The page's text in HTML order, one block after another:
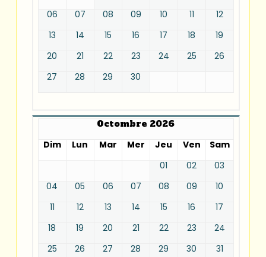
06
07 08 09 10 11
12
13
14 15 16 17 18
19
20
21 22 23 24 25
26
27
28 29 30
Octombre 2026
Dim
Lun Mar Mer Jeu Ven
Sam
01
02
03
04
05 06 07 08 09
10
11
12 13 14 15 16
17
18
19 20 21 22 23
24
25
26 27 28 29 30 31